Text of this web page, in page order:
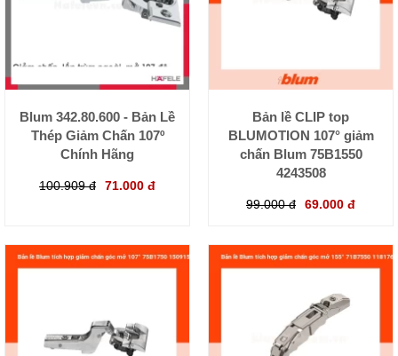
Blum 342.80.600 - Bản Lề
Thép Giảm Chấn 107º
Chính Hãng
100.909 đ 71.000 đ
Bản lề CLIP top
BLUMOTION 107° giảm
chấn Blum 75B1550
4243508
99.000 đ 69.000 đ